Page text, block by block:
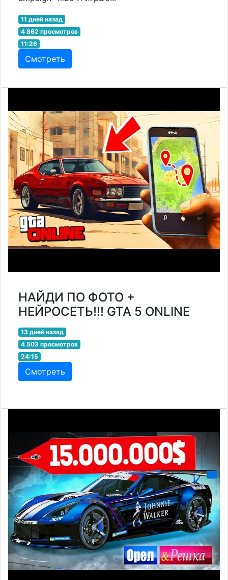
11 дней назад
4 862 просмотров
11:26
Смотреть
НАЙДИ ПО ФОТО +
НЕЙРОСЕТЬ!!! GTA 5 ONLINE
13 дней назад
4 503 просмотров
24:15
Смотреть